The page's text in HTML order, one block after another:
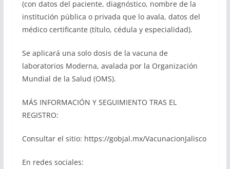
(con datos del paciente, diagnóstico, nombre de la
institución pública o privada que lo avala, datos del
médico certificante (título, cédula y especialidad).
Se aplicará una solo dosis de la vacuna de
laboratorios Moderna, avalada por la Organización
Mundial de la Salud (OMS).
MÁS INFORMACIÓN Y SEGUIMIENTO TRAS EL
REGISTRO:
Consultar el sitio: https://gobjal.mx/VacunacionJalisco
En redes sociales: